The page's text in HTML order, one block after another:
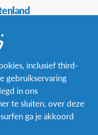
AFS
aanbod
AFS
inclusief third-
gebruikservaring
in ons
te sluiten, over deze
ga je akkoord